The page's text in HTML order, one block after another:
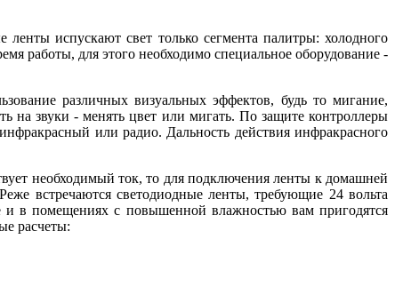
испускают свет только сегмента палитры: холодного
работы, для этого необходимо специальное оборудование -
различных визуальных эффектов, будь то мигание,
на звуки - менять цвет или мигать. По защите контроллеры
или радио. Дальность действия инфракрасного
необходимый ток, то для подключения ленты к домашней
встречаются светодиодные ленты, требующие 24 вольта
и в помещениях с повышенной влажностью вам пригодятся
расчеты: